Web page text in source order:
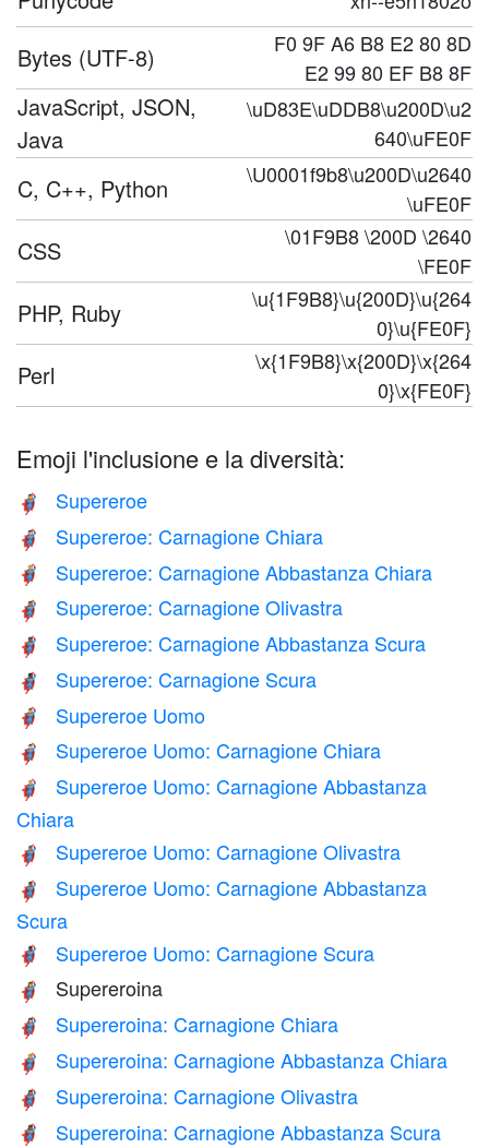
Bytes (UTF-8)
F0 9F A6 B8 E2 80 8D
E2 99 80 EF B8 8F
JavaScript, JSON,
Java
\uD83E\uDDB8\u200D\u2
640\uFE0F
C, C++, Python
\U0001f9b8\u200D\u2640
\uFE0F
CSS
\01F9B8 \200D \2640
\FE0F
PHP, Ruby
\u{1F9B8}\u{200D}\u{264
0}\u{FE0F}
Perl
\x{1F9B8}\x{200D}\x{264
0}\x{FE0F}
Emoji l'inclusione e la diversità:
🦸 Supereroe
🦸🏻 Supereroe: Carnagione Chiara
🦸🏼 Supereroe: Carnagione Abbastanza Chiara
🦸🏽 Supereroe: Carnagione Olivastra
🦸🏾 Supereroe: Carnagione Abbastanza Scura
🦸🏿 Supereroe: Carnagione Scura
🦸‍♂️ Supereroe Uomo
🦸🏻‍♂️ Supereroe Uomo: Carnagione Chiara
🦸🏼‍♂️
Supereroe Uomo: Carnagione Abbastanza
Chiara
🦸🏽‍♂️ Supereroe Uomo: Carnagione Olivastra
🦸🏾‍♂️
Supereroe Uomo: Carnagione Abbastanza
Scura
🦸🏿‍♂️ Supereroe Uomo: Carnagione Scura
🦸‍♀️ Supereroina
🦸🏻‍♀️ Supereroina: Carnagione Chiara
🦸🏼‍♀️ Supereroina: Carnagione Abbastanza Chiara
🦸🏽‍♀️ Supereroina: Carnagione Olivastra
🦸🏾‍♀️ Supereroina: Carnagione Abbastanza Scura